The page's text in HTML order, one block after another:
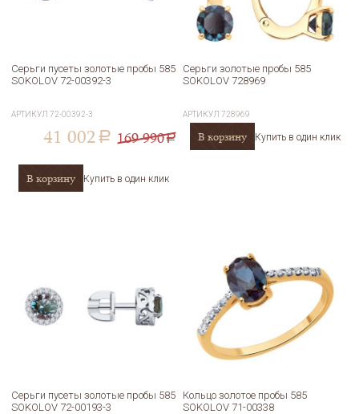
Серьги пусеты золотые пробы 585
SOKOLOV 72-00392-3
АРТИКУЛ72-00392-3
41 002 a 169 990a
В корзину Купить в один клик
Серьги золотые пробы 585
SOKOLOV 728969
АРТИКУЛ728969
В корзину Купить в один клик
Серьги пусеты золотые пробы 585
SOKOLOV 72-00193-3
Кольцо золотое пробы 585
SOKOLOV 71-00338